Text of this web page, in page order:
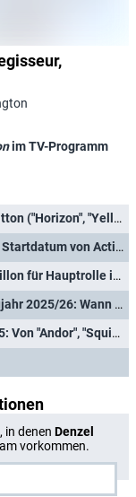
im TV-Programm
"Die glorreichen Sieben": Will Patton ("Horizon", "Yellowstone") in Serien-Neuauflage als Gegenspieler bestätigt
"Man on Fire": Erster Trailer und Startdatum von Actionserie mit "Watchmen"-Star enthüllt
"Die glorreichen Sieben": Matt Dillon für Hauptrolle in Serienremake des Westernklassikers verpflichtet
Weihnachten, Silvester und Neujahr 2025/26: Wann und wo laufen "Kevin - Allein zu Haus", "Schöne Bescherung" und Co.?
"Babylon Berlin" und "Stranger Things"
in denen Denzel
vorkommen.